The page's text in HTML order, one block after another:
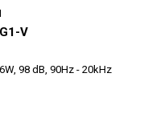
V
98 dB, 90Hz - 20kHz